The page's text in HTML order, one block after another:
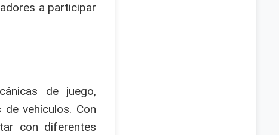
a participar
de juego,
vehículos. Con
con diferentes